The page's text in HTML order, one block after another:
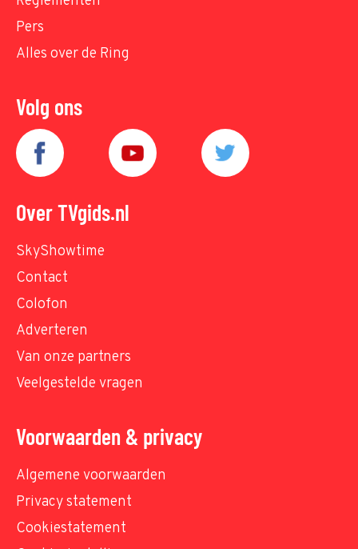
Pers
Alles over de Ring
Volg ons
Over TVgids.nl
SkyShowtime
Contact
Colofon
Adverteren
Van onze partners
Veelgestelde vragen
Voorwaarden & privacy
Algemene voorwaarden
Privacy statement
Cookiestatement